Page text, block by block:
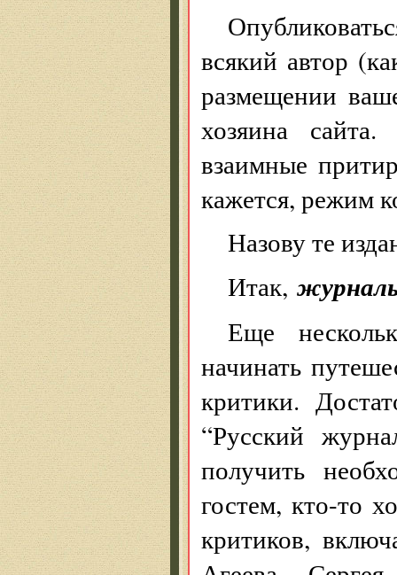
всякий автор
размещении
хозяина
взаимные
кажется, режим
Назову те
Итак,
Еще
начинать
критики.
“Русский
получить
гостем, кто-то
критиков,